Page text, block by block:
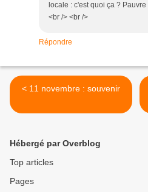
locale : c'est quoi ça ?
<br /> <br />
Répondre
< 11 novembre : souvenir
Hébergé par Overblog
Top articles
Pages